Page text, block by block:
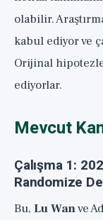
olabilir.
kabul ediyor ve
Orijinal
ediyorlar.
Mevcut
Çalışma 1:
Randomize
Bu, Lu Wanve